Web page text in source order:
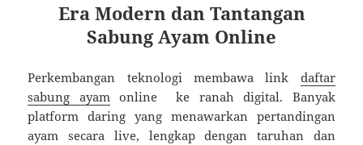
Era Modern dan Tantangan
Sabung Ayam Online
Perkembangan teknologi membawa link daftar
sabung ayamonline ke ranah digital. Banyak
platform daring yang menawarkan pertandingan
ayam secara live, lengkap dengan taruhan dan